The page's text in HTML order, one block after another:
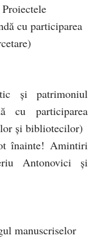
cu participarea
şi patrimoniul
cu participarea
şi bibliotecilor)
înainte! Amintiri
Antonovici şi
manuscriselor